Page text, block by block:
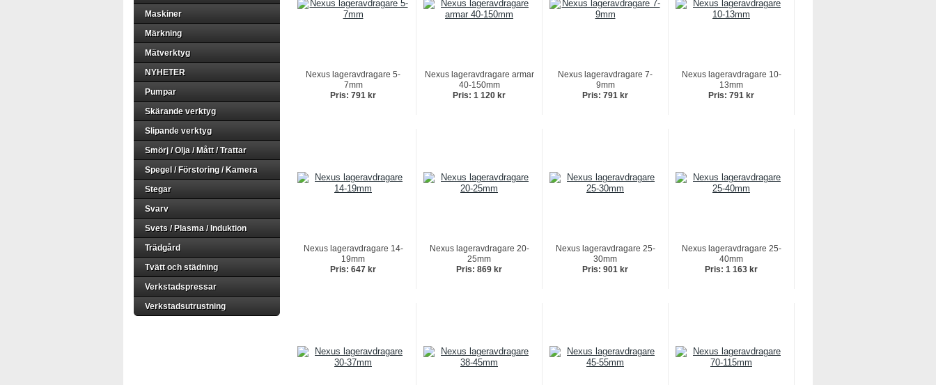
Maskiner
Märkning
Mätverktyg
NYHETER
Pumpar
Skärande verktyg
Slipande verktyg
Smörj / Olja / Mått / Trattar
Spegel / Förstoring / Kamera
Stegar
Svarv
Svets / Plasma / Induktion
Trädgård
Tvätt och städning
Verkstadspressar
Verkstadsutrustning
Nexus lageravdragare 5-
7mm
Pris: 791 kr
Nexus lageravdragare armar
40-150mm
Pris: 1 120 kr
Nexus lageravdragare 7-
9mm
Pris: 791 kr
Nexus lageravdragare 10-
13mm
Pris: 791 kr
Nexus lageravdragare 14-
19mm
Pris: 647 kr
Nexus lageravdragare 20-
25mm
Pris: 869 kr
Nexus lageravdragare 25-
30mm
Pris: 901 kr
Nexus lageravdragare 25-
40mm
Pris: 1 163 kr